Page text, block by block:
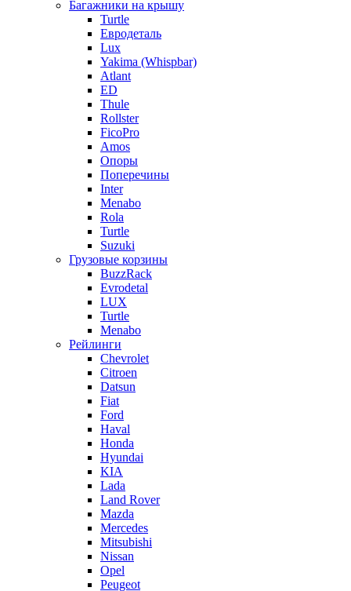
Багажники на крышу
Turtle
Евродеталь
Lux
Yakima (Whispbar)
Atlant
ED
Thule
Rollster
FicoPro
Amos
Опоры
Поперечины
Inter
Menabo
Rola
Turtle
Suzuki
Грузовые корзины
BuzzRack
Evrodetal
LUX
Turtle
Menabo
Рейлинги
Chevrolet
Citroen
Datsun
Fiat
Ford
Haval
Honda
Hyundai
KIA
Lada
Land Rover
Mazda
Mercedes
Mitsubishi
Nissan
Opel
Peugeot